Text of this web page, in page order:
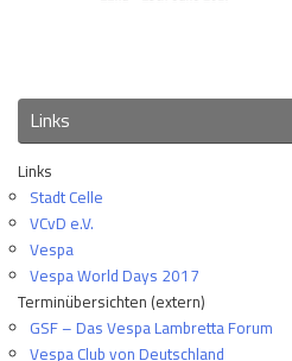
Links
Links
Stadt Celle
VCvD e.V.
Vespa
Vespa World Days 2017
Terminübersichten (extern)
GSF – Das Vespa Lambretta Forum
Vespa Club von Deutschland